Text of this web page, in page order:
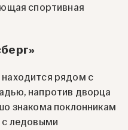
спортивная
рядом с
напротив дворца
знакома поклонникам
с ледовыми